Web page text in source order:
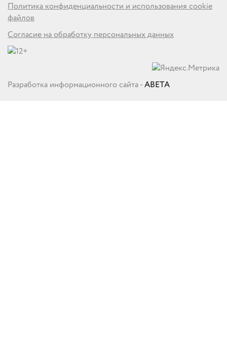
Политика конфиденциальности и использования cookie
файлов
Согласие на обработку персональных данных
Разработка информационного сайта -ABETA